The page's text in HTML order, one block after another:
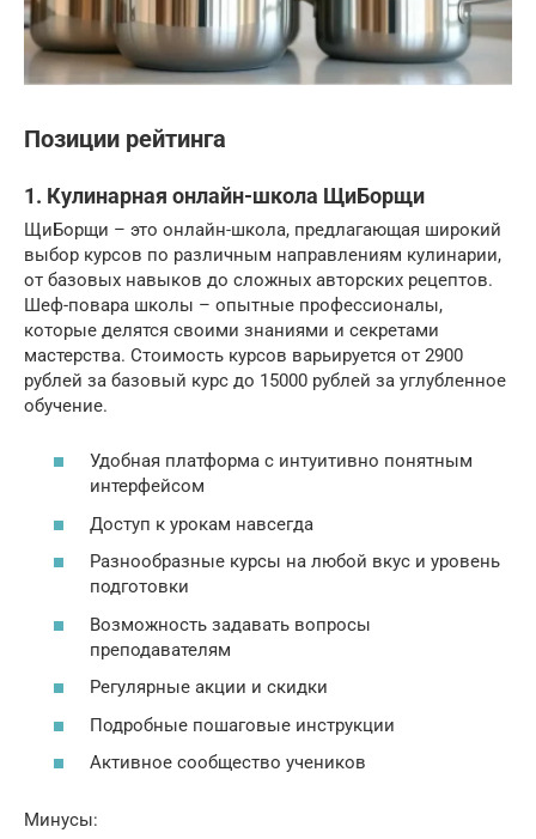
Позиции рейтинга
1. Кулинарная онлайн-школа ЩиБорщи
ЩиБорщи – это онлайн-школа, предлагающая широкий
выбор курсов по различным направлениям кулинарии,
от базовых навыков до сложных авторских рецептов.
Шеф-повара школы – опытные профессионалы,
которые делятся своими знаниями и секретами
мастерства. Стоимость курсов варьируется от 2900
рублей за базовый курс до 15000 рублей за углубленное
обучение.
Удобная платформа с интуитивно понятным
интерфейсом
Доступ к урокам навсегда
Разнообразные курсы на любой вкус и уровень
подготовки
Возможность задавать вопросы
преподавателям
Регулярные акции и скидки
Подробные пошаговые инструкции
Активное сообщество учеников
Минусы: